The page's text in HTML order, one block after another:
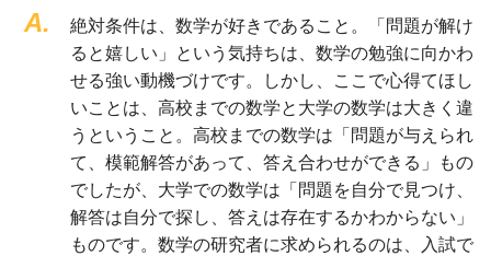
A.
絶対条件は、数学が好きであること。「問題が解け
ると嬉しい」という気持ちは、数学の勉強に向かわ
せる強い動機づけです。しかし、ここで心得てほし
いことは、高校までの数学と大学の数学は大きく違
うということ。高校までの数学は「問題が与えられ
て、模範解答があって、答え合わせができる」もの
でしたが、大学での数学は「問題を自分で見つけ、
解答は自分で探し、答えは存在するかわからない」
ものです。数学の研究者に求められるのは、入試で